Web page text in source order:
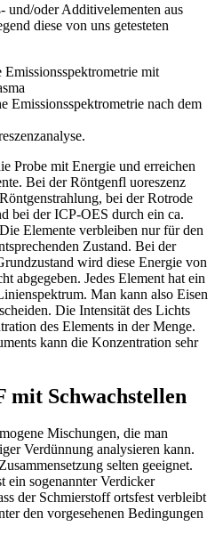
und/oder Additivelementen aus
diese von uns getesteten
Emissionsspektrometrie mit
Emissionsspektrometrie nach dem
Probe mit Energie und erreichen
Bei der Röntgenfl uoreszenz
bei der Rotrode
bei der ICP-OES durch ein ca.
Elemente verbleiben nur für den
Zustand. Bei der
wird diese Energie von
abgegeben. Jedes Element hat ein
Man kann also Eisen
Die Intensität des Lichts
des Elements in der Menge.
kann die Konzentration sehr
mit Schwachstellen
Mischungen, die man
Verdünnung analysieren kann.
selten geeignet.
ein sogenannter Verdicker
der Schmierstoff ortsfest verbleibt
den vorgesehenen Bedingungen